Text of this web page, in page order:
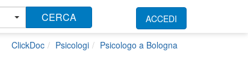
CERCA ACCEDI
ClickDoc Psicologi Psicologo a Bologna